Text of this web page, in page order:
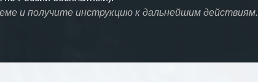
и получите инструкцию к дальнейшим действиям.